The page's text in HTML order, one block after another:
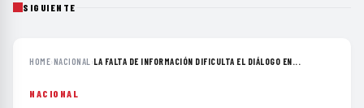
SIGUIENTE
HOME›NACIONAL ›LA FALTA DE INFORMACIÓN DIFICULTA EL DIÁLOGO EN...
NACIONAL